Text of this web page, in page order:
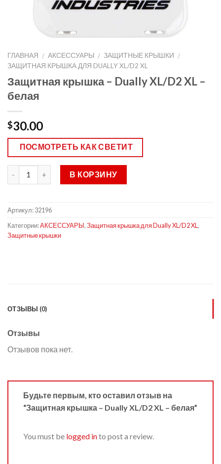
ГЛАВНАЯ / АКСЕССУАРЫ / ЗАЩИТНЫЕ КРЫШКИ /
ЗАЩИТНАЯ КРЫШКА ДЛЯ DUALLY XL/D2 XL
Защитная крышка – Dually XL/D2 XL –
белая
$30.00
ПОСМОТРЕТЬ КАК СВЕТИТ
В КОРЗИНУ
Артикул:32196
Категории:АКСЕССУАРЫ,Защитная крышка для Dually XL/D2 XL,
Защитные крышки
ОТЗЫВЫ (0)
Отзывы
Отзывов пока нет.
Будьте первым, кто оставил отзыв на
“Защитная крышка – Dually XL/D2 XL – белая”
You must be logged into post a review.